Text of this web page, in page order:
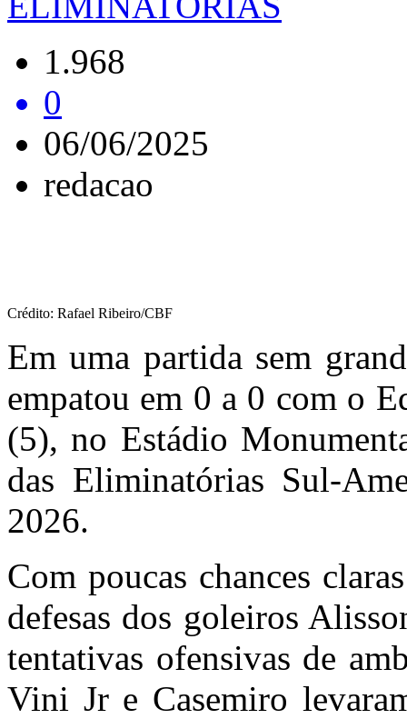
1.968
0
06/06/2025
redacao
Crédito: Rafael Ribeiro/CBF
Em uma partida sem
empatou em 0 a 0 com o
(5), no Estádio
das Eliminatórias Sul-
2026.
Com poucas chances
defesas dos goleiros
tentativas ofensivas de
Vini Jr e Casemiro